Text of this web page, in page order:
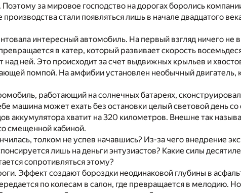
Поэтому за мировое господство на дорогах боролись
стали появляться лишь в начале двадцатого
интересный автомобиль. На первый взгляд ничего не
в катер, который развивает скорость
над ней. Это происходит за счет выдвижных крыльев и
помпой. На амфибии установлен необычный двигатель,
работающий на солнечных батареях,
машина может ехать без остановки целый световой день со
аккумулятора хватит на 320 километров. Внешне так
смещенной кабиной.
толком не успев начавшись? Из-за чего внедрение
лишь на деньги энтузиастов? Какие силы
сопротивляться этому?
Эффект создают бороздки неодинаковой глубины в
по колесам в салон, где превращается в мелодию.